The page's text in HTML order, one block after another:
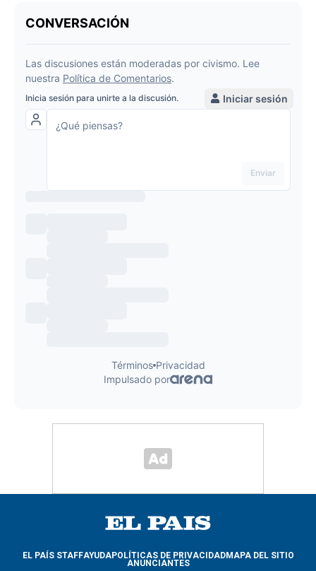
EL PAÍS STAFFAYUDAPOLÍTICAS DE PRIVACIDADMAPA DEL SITIO
ANUNCIANTES